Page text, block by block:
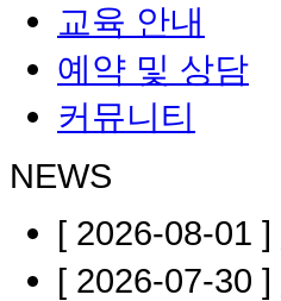
교육 안내
예약 및 상담
커뮤니티
NEWS
[ 2026-08-01 ]
[ 2026-07-30 ]